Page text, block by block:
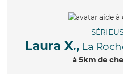
Laura X., La
à 5km de